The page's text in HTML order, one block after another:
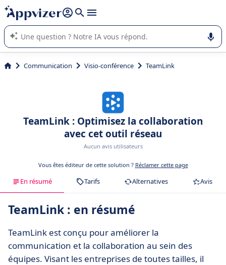
répondre (plusieurs lignes avec
L'IA de Appvizer vous guide dans l'utilisation ou la sélection de
logiciel SaaS en entreprise.
Communication Visio-conférence TeamLink
TeamLink : Optimisez la collaboration
avec cet outil réseau
Aucun avis utilisateurs
Vous êtes éditeur de cette solution ? Réclamer cette page
En résumé Tarifs Alternatives Avis
TeamLink : en résumé
TeamLink est conçu pour améliorer la
communication et la collaboration au sein des
équipes. Visant les entreprises de toutes tailles, il